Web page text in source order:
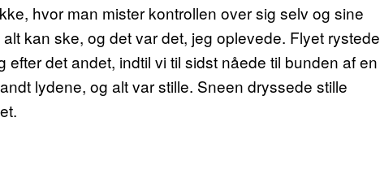
hvor man mister kontrollen over sig selv og sine
kan ske, og det var det, jeg oplevede. Flyet rystede
det andet, indtil vi til sidst nåede til bunden af en
lydene, og alt var stille. Sneen dryssede stille